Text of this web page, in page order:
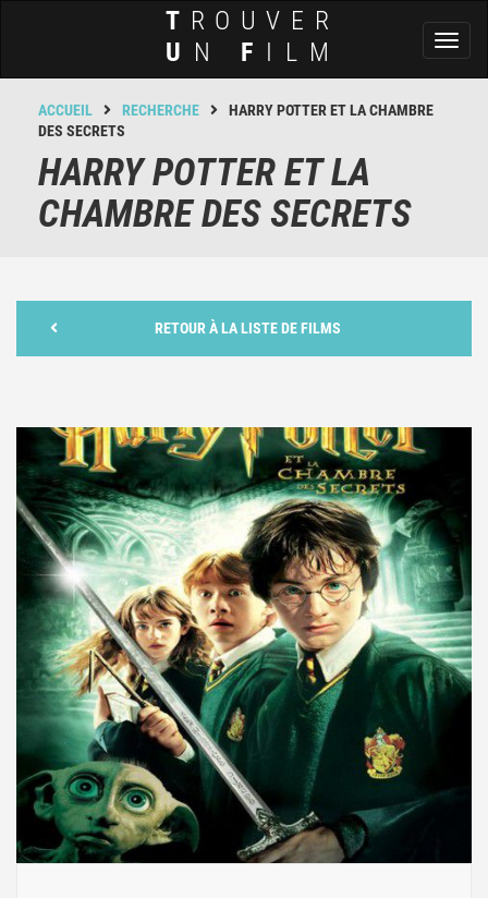
T ROUVER
U N F ILM
ACCUEIL RECHERCHE
HARRY POTTER ET LA CHAMBRE
DES SECRETS
HARRY POTTER ET LA
CHAMBRE DES SECRETS
RETOUR À LA LISTE DE FILMS